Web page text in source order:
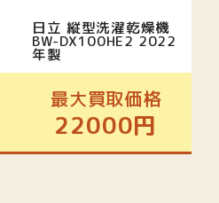
日立 縦型洗濯乾燥機
BW-DX100HE2 2022
年製
最大買取価格
22000円